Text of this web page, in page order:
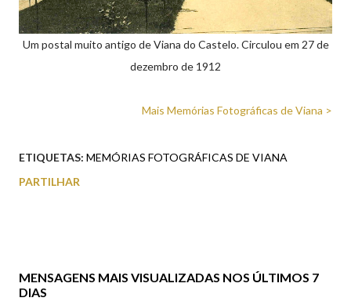
Um postal muito antigo de Viana do Castelo. Circulou em 27 de
dezembro de 1912
Mais Memórias Fotográficas de Viana >
ETIQUETAS: MEMÓRIAS FOTOGRÁFICAS DE VIANA
PARTILHAR
MENSAGENS MAIS VISUALIZADAS NOS ÚLTIMOS 7
DIAS